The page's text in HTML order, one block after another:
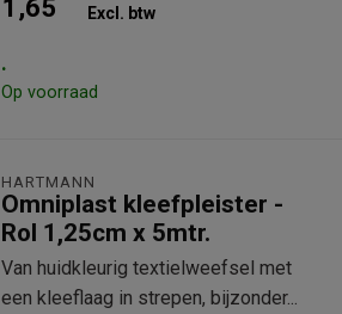
1,65 Excl. btw
.
Op voorraad
HARTMANN
Omniplast kleefpleister -
Rol 1,25cm x 5mtr.
Van huidkleurig textielweefsel met
een kleeflaag in strepen, bijzonder...